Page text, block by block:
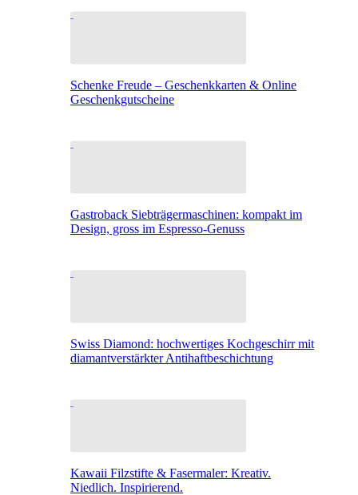
Schenke Freude – Geschenkkarten & Online
Geschenkgutscheine
Gastroback Siebträgermaschinen: kompakt im
Design, gross im Espresso-Genuss
Swiss Diamond: hochwertiges Kochgeschirr mit
diamantverstärkter Antihaftbeschichtung
Kawaii Filzstifte & Fasermaler: Kreativ.
Niedlich. Inspirierend.